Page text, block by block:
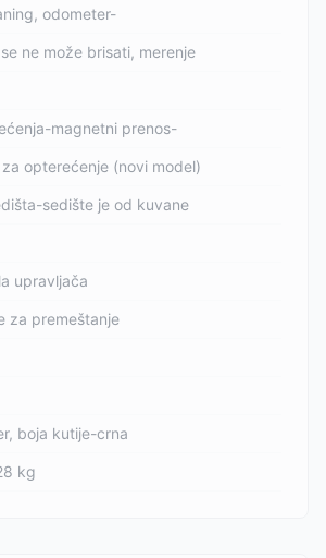
odometer-
ne može brisati, merenje
magnetni prenos-
opterećenje (novi model)
sedište je od kuvane
upravljača
za premeštanje
boja kutije-crna
kg